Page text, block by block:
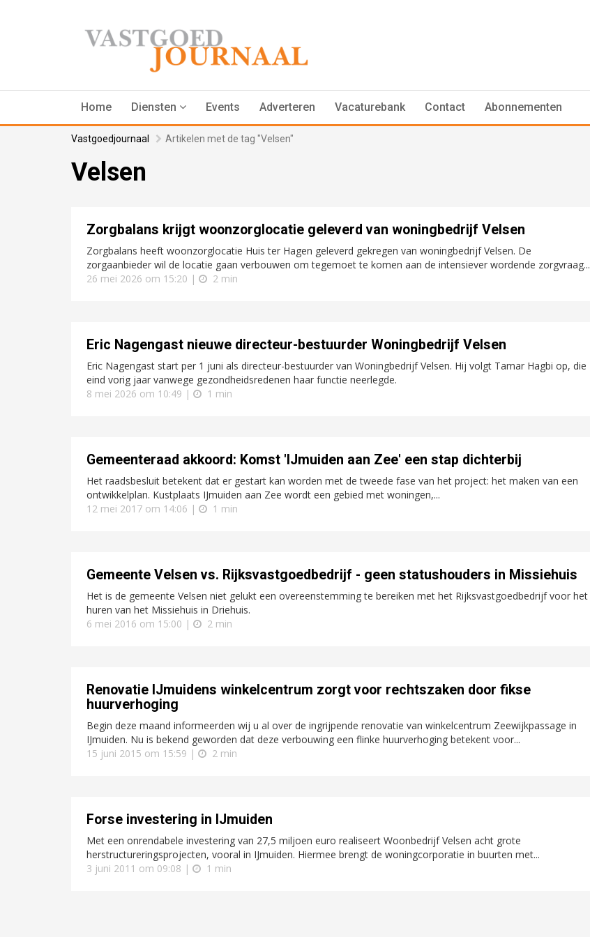
Home Diensten Events Adverteren Vacaturebank Contact Abonnementen
Vastgoedjournaal Artikelen met de tag "Velsen"
Velsen
Zorgbalans krijgt woonzorglocatie geleverd van woningbedrijf Velsen
Zorgbalans heeft woonzorglocatie Huis ter Hagen geleverd gekregen van woningbedrijf Velsen. De
zorgaanbieder wil de locatie gaan verbouwen om tegemoet te komen aan de intensiever wordende zorgvraag...
26 mei 2026 om 15:20 |
2 min
Eric Nagengast nieuwe directeur-bestuurder Woningbedrijf Velsen
Eric Nagengast start per 1 juni als directeur-bestuurder van Woningbedrijf Velsen. Hij volgt Tamar Hagbi op, die
eind vorig jaar vanwege gezondheidsredenen haar functie neerlegde.
8 mei 2026 om 10:49 |
1 min
Gemeenteraad akkoord: Komst 'IJmuiden aan Zee' een stap dichterbij
Het raadsbesluit betekent dat er gestart kan worden met de tweede fase van het project: het maken van een
ontwikkelplan. Kustplaats IJmuiden aan Zee wordt een gebied met woningen,...
12 mei 2017 om 14:06 |
1 min
Gemeente Velsen vs. Rijksvastgoedbedrijf - geen statushouders in Missiehuis
Het is de gemeente Velsen niet gelukt een overeenstemming te bereiken met het Rijksvastgoedbedrijf voor het
huren van het Missiehuis in Driehuis.
6 mei 2016 om 15:00 |
2 min
Renovatie IJmuidens winkelcentrum zorgt voor rechtszaken door fikse
huurverhoging
Begin deze maand informeerden wij u al over de ingrijpende renovatie van winkelcentrum Zeewijkpassage in
IJmuiden. Nu is bekend geworden dat deze verbouwing een flinke huurverhoging betekent voor...
15 juni 2015 om 15:59 |
2 min
Forse investering in IJmuiden
Met een onrendabele investering van 27,5 miljoen euro realiseert Woonbedrijf Velsen acht grote
herstructureringsprojecten, vooral in IJmuiden. Hiermee brengt de woningcorporatie in buurten met...
3 juni 2011 om 09:08 |
1 min